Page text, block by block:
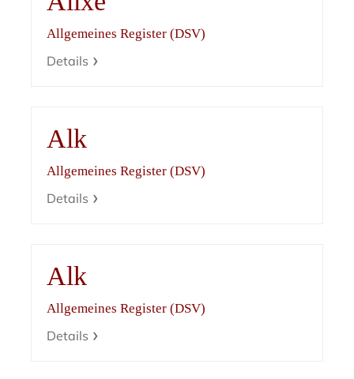
Allgemeines Register (DSV)
Details
Alk
Allgemeines Register (DSV)
Details
Alk
Allgemeines Register (DSV)
Details